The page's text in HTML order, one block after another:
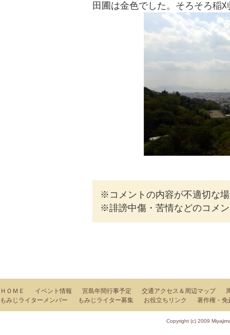
田圃は金色でした。そろそろ稲
※コメントの内容が不適切な
※誹謗中傷・苦情などのコメ
ＨＯＭＥ イベント情報 宮島年間行事予定 交通アクセス＆周辺マップ
もみじライターメンバー
もみじライター募集 お役立ちリンク 著作権・免
Copyright (c) 2009